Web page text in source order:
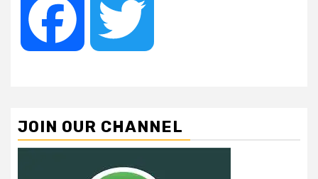
Facebook
JOIN OUR CHANNEL